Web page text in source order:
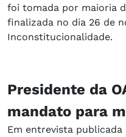
foi tomada por maioria
finalizada no dia 26 de
Inconstitucionalidade.
Presidente da
mandato para
Em entrevista publicada